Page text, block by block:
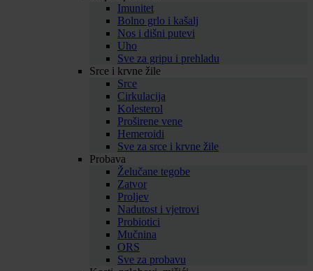
Imunitet
Bolno grlo i kašalj
Nos i dišni putevi
Uho
Sve za gripu i prehladu
Srce i krvne žile
Srce
Cirkulacija
Kolesterol
Proširene vene
Hemeroidi
Sve za srce i krvne žile
Probava
Želučane tegobe
Zatvor
Proljev
Nadutost i vjetrovi
Probiotici
Mučnina
ORS
Sve za probavu